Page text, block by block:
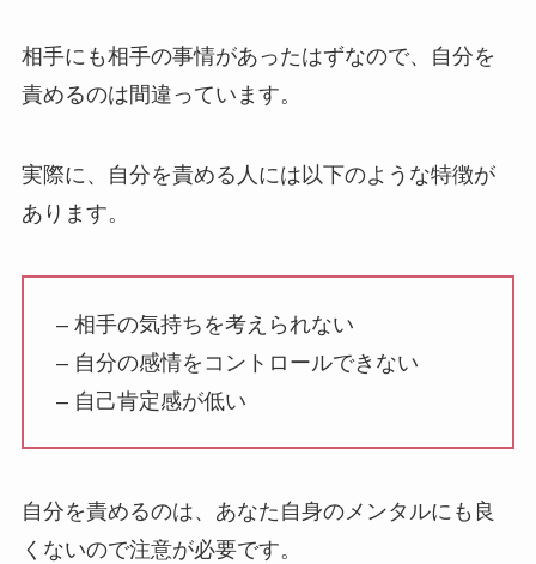
相手にも相手の事情があったはずなので、自分を
責めるのは間違っています。
実際に、自分を責める人には以下のような特徴が
あります。
– 相手の気持ちを考えられない
– 自分の感情をコントロールできない
– 自己肯定感が低い
自分を責めるのは、あなた自身のメンタルにも良
くないので注意が必要です。